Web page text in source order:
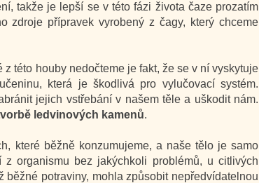
takže je lepší se v této fázi života čaze prozatím
zdroje přípravek vyrobený z čagy, který chceme
této houby nedočteme je fakt, že se v ní vyskytuje
která je škodlivá pro vylučovací systém.
jejich vstřebání v našem těle a uškodit nám.
ledvinových kamenů.
které běžně konzumujeme, a naše tělo je samo
organismu bez jakýchkoli problémů, u citlivých
potraviny, mohla způsobit nepředvídatelnou